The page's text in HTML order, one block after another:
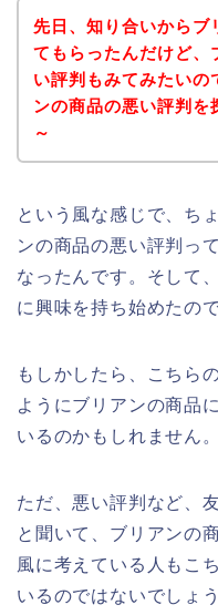
先日、知り合いからブ
てもらったんだけど、
い評判もみてみたいの
ンの商品の悪い評判を
～
という風な感じで、ち
ンの商品の悪い評判っ
なったんです。そして
に興味を持ち始めたの
もしかしたら、こちら
ようにブリアンの商品
いるのかもしれません。
ただ、悪い評判など、
と聞いて、ブリアンの
風に考えている人もこ
いるのではないでしょ